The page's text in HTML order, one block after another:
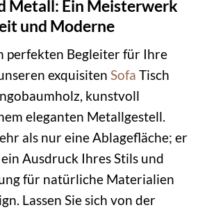
Metall: Ein Meisterwerk
und Moderne
perfekten Begleiter für Ihre
exquisiten Sofa Tisch
kunstvoll
eleganten Metallgestell.
als nur eine Ablagefläche; er
Ausdruck Ihres Stils und
für natürliche Materialien
Lassen Sie sich von der